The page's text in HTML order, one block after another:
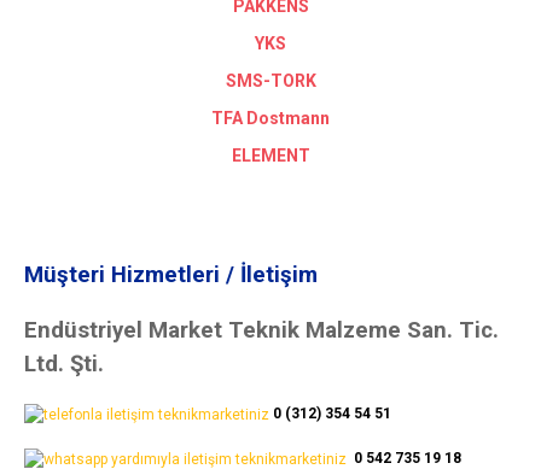
PAKKENS
YKS
SMS-TORK
TFA Dostmann
ELEMENT
Müşteri Hizmetleri / İletişim
Endüstriyel Market Teknik Malzeme San. Tic.
Ltd. Şti.
0 (312) 354 54 51
0 542 735 19 18